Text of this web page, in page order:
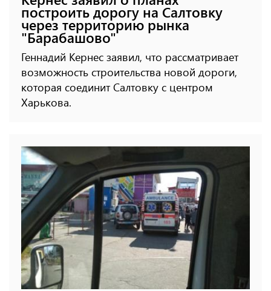
построить дорогу на Салтовку
через территорию рынка
"Барабашово"
Геннадий Кернес заявил, что рассматривает
возможность строительства новой дороги,
которая соединит Салтовку с центром
Харькова.